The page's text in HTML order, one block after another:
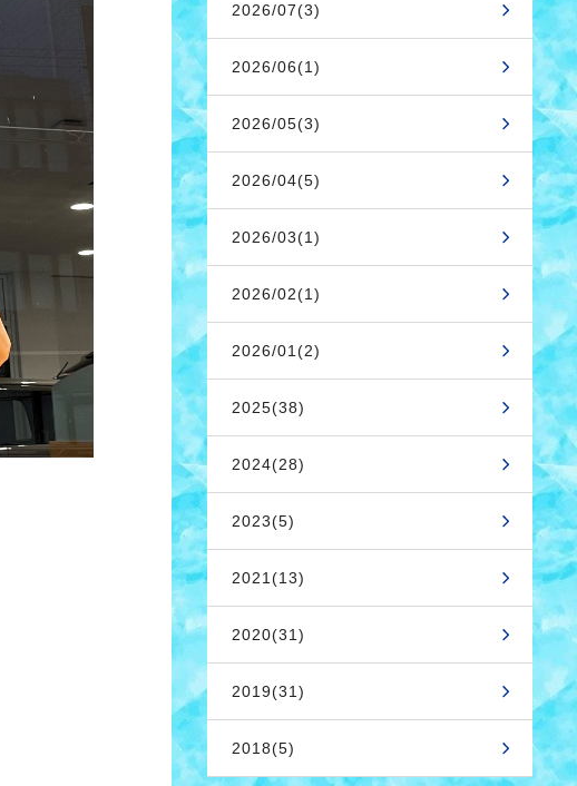
2026/07(3)
2026/06(1)
2026/05(3)
2026/04(5)
2026/03(1)
2026/02(1)
2026/01(2)
2025(38)
2024(28)
2023(5)
2021(13)
2020(31)
2019(31)
2018(5)